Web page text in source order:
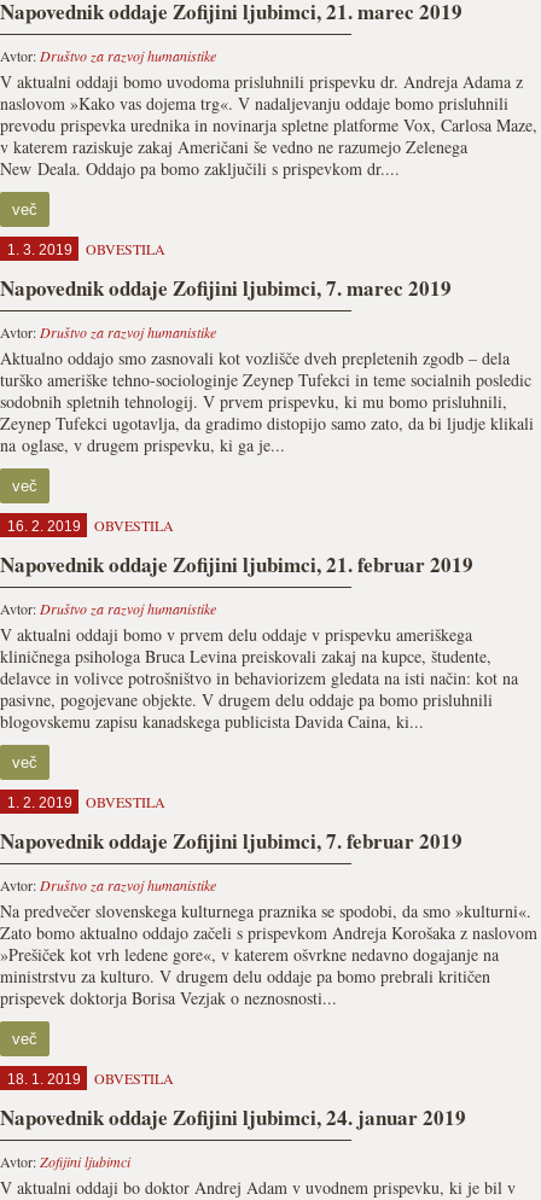
Napovednik oddaje Zofijini ljubimci, 21. marec 2019
Avtor: Društvo za razvoj humanistike
V aktualni oddaji bomo uvodoma prisluhnili prispevku dr. Andreja Adama z
naslovom »Kako vas dojema trg«. V nadaljevanju oddaje bomo prisluhnili
prevodu prispevka urednika in novinarja spletne platforme Vox, Carlosa Maze,
v katerem raziskuje zakaj Američani še vedno ne razumejo Zelenega
New Deala. Oddajo pa bomo zaključili s prispevkom dr....
več
1. 3. 2019 OBVESTILA
Napovednik oddaje Zofijini ljubimci, 7. marec 2019
Avtor: Društvo za razvoj humanistike
Aktualno oddajo smo zasnovali kot vozlišče dveh prepletenih zgodb – dela
turško ameriške tehno-sociologinje Zeynep Tufekci in teme socialnih posledic
sodobnih spletnih tehnologij. V prvem prispevku, ki mu bomo prisluhnili,
Zeynep Tufekci ugotavlja, da gradimo distopijo samo zato, da bi ljudje klikali
na oglase, v drugem prispevku, ki ga je...
več
16. 2. 2019 OBVESTILA
Napovednik oddaje Zofijini ljubimci, 21. februar 2019
Avtor: Društvo za razvoj humanistike
V aktualni oddaji bomo v prvem delu oddaje v prispevku ameriškega
kliničnega psihologa Bruca Levina preiskovali zakaj na kupce, študente,
delavce in volivce potrošništvo in behaviorizem gledata na isti način: kot na
pasivne, pogojevane objekte. V drugem delu oddaje pa bomo prisluhnili
blogovskemu zapisu kanadskega publicista Davida Caina, ki...
več
1. 2. 2019 OBVESTILA
Napovednik oddaje Zofijini ljubimci, 7. februar 2019
Avtor: Društvo za razvoj humanistike
Na predvečer slovenskega kulturnega praznika se spodobi, da smo »kulturni«.
Zato bomo aktualno oddajo začeli s prispevkom Andreja Korošaka z naslovom
»Prešiček kot vrh ledene gore«, v katerem ošvrkne nedavno dogajanje na
ministrstvu za kulturo. V drugem delu oddaje pa bomo prebrali kritičen
prispevek doktorja Borisa Vezjak o neznosnosti...
več
18. 1. 2019 OBVESTILA
Napovednik oddaje Zofijini ljubimci, 24. januar 2019
Avtor:Zofijini ljubimci
V aktualni oddaji bo doktor Andrej Adam v uvodnem prispevku, ki je bil v